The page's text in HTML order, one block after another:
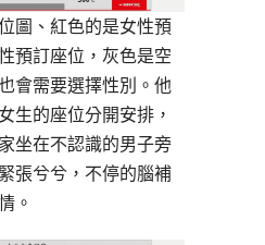
圖、紅色的是女性預
預訂座位，灰色是空
會需要選擇性別。他
生的座位分開安排，
坐在不認識的男子旁
張兮兮，不停的腦補
。